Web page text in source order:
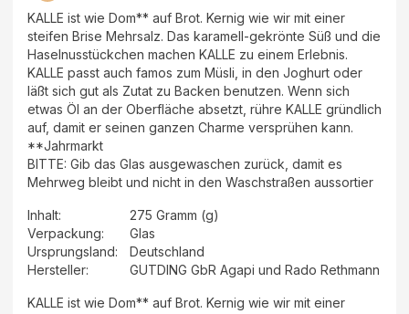
KALLE ist wie Dom** auf Brot. Kernig wie wir mit einer
steifen Brise Mehrsalz. Das karamell-gekrönte Süß und die
Haselnusstückchen machen KALLE zu einem Erlebnis.
KALLE passt auch famos zum Müsli, in den Joghurt oder
läßt sich gut als Zutat zu Backen benutzen. Wenn sich
etwas Öl an der Oberfläche absetzt, rühre KALLE gründlich
auf, damit er seinen ganzen Charme versprühen kann.
**Jahrmarkt
BITTE: Gib das Glas ausgewaschen zurück, damit es
Mehrweg bleibt und nicht in den Waschstraßen aussortier
Inhalt:
275 Gramm (g)
Verpackung:
Glas
Ursprungsland:
Deutschland
Hersteller: GUTDING GbR Agapi und Rado Rethmann
KALLE ist wie Dom** auf Brot. Kernig wie wir mit einer